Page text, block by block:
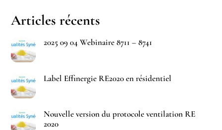
Articles récents
2025 09 04 Webinaire 8711 – 8741
Label Effinergie RE2020 en résidentiel
Nouvelle version du protocole ventilation RE
2020